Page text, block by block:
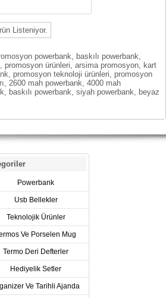
Listeniyor.
powerbank, baskılı powerbank,
promosyon ürünleri, arsima promosyon, kart
promosyon teknoloji ürünleri, promosyon
2600 mah powerbank, 4000 mah
baskılı powerbank, siyah powerbank, beyaz
Powerbank
Usb Bellekler
Teknolojik Ürünler
Ve Porselen Mug
Termo Deri Defterler
Hediyelik Setler
Ve Tarihli Ajanda